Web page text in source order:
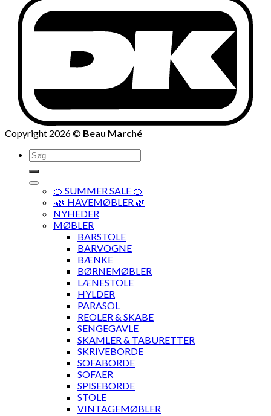
Copyright 2026 © Beau Marché
Søg
efter:
🍊 SUMMER SALE 🍊
·🌿 HAVEMØBLER 🌿
NYHEDER
MØBLER
BARSTOLE
BARVOGNE
BÆNKE
BØRNEMØBLER
LÆNESTOLE
HYLDER
PARASOL
REOLER & SKABE
SENGEGAVLE
SKAMLER & TABURETTER
SKRIVEBORDE
SOFABORDE
SOFAER
SPISEBORDE
STOLE
VINTAGEMØBLER